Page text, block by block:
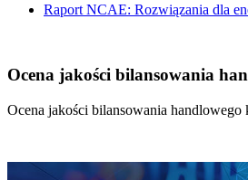
Raport NCAE: Rozwiązania dla
Ocena jakości bilansowania
Ocena jakości bilansowania